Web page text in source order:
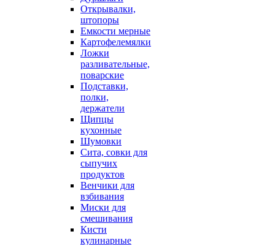
Открывалки,
штопоры
Емкости мерные
Картофелемялки
Ложки
разливательные,
поварские
Подставки,
полки,
держатели
Щипцы
кухонные
Шумовки
Сита, совки для
сыпучих
продуктов
Венчики для
взбивания
Миски для
смешивания
Кисти
кулинарные